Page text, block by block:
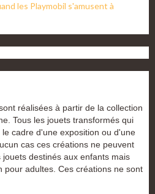
les Playmobil s'amusent à
réalisées à partir de la collection
Tous les jouets transformés qui
cadre d'une exposition ou d'une
cas ces créations ne peuvent
destinés aux enfants mais
pour adultes. Ces créations ne sont